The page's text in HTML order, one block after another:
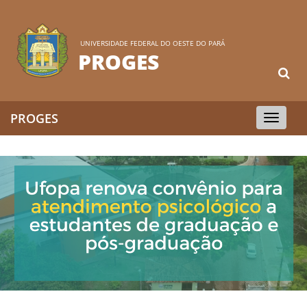
UNIVERSIDADE FEDERAL DO OESTE DO PARÁ
PROGES
Toggle
navigation
PROGES